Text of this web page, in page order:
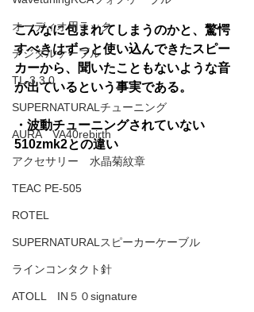
オーディオ用ラック
デジタルケーブル
TL-3 3.0
SUPERNATURALチューニング
AURA VA40rebirth
アクセサリー 水晶菊紋章
TEAC PE-505
ROTEL
SUPERNATURALスピーカーケーブル
ラインコンタクト針
ATOLL IN５０signature
こんなに包まれてしまうのかと、驚愕
すべきはずっと使い込んできたスピー
カーから、聞いたこともないような音
が出ているという事実である。
・波動チューニングされていない
510zmk2との違い